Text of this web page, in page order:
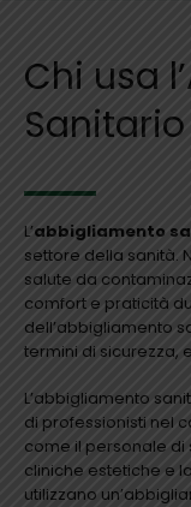
Chi usa
Sanitario
L’abbigliamento
settore della sanità.
salute da
comfort e praticità
dell’abbigliamento
termini di sicurezza,
L’abbigliamento
di professionisti nel
come il personale di
cliniche estetiche e
utilizzano